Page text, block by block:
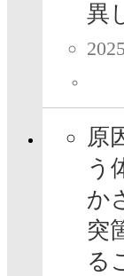
異
原
う
か
突
る